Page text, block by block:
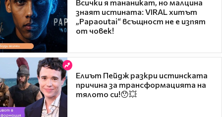
Всички я тананикат, но малцина
знаят истината: VIRAL хитът
„Papaoutai“ всъщност не е изпят
от човек!
Елиът Пейдж разкри истинската
причина за трансформацията на
тялото си!😯💥